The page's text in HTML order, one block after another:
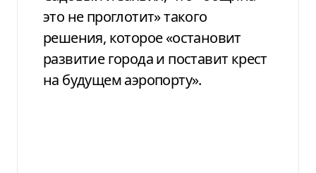
это не проглотит» такого
решения, которое «остановит
развитие города и поставит крест
на будущем аэропорту».